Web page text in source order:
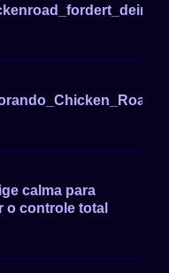
calma para
o controle total